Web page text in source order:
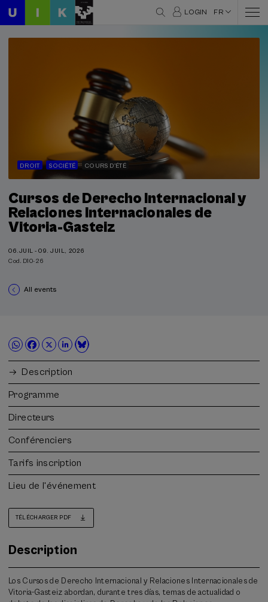
LOGIN FR
DROIT SOCIÉTÉ COURS D'ÉTÉ
Cursos de Derecho Internacional y
Relaciones Internacionales de
Vitoria-Gasteiz
06.JUIL - 09. JUIL, 2026
Cod. D10-26
All events
Description
Programme
Directeurs
Conférenciers
Tarifs inscription
Lieu de l'événement
TÉLÉCHARGER PDF
Description
Los Cursos de Derecho Internacional y Relaciones Internacionales de
Vitoria-Gasteiz abordan, durante tres días, temas de actualidad o